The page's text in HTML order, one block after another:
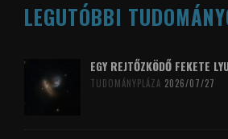
LEGUTÓBBI
EGY REJTŐZKÖDŐ FEKETE
TUDOMÁNYPLÁZA 2026/07/27